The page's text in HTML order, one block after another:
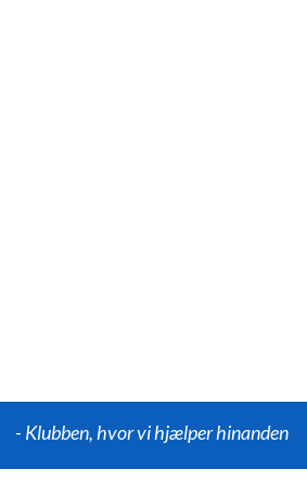
- Klubben, hvor vi hjælper hinanden